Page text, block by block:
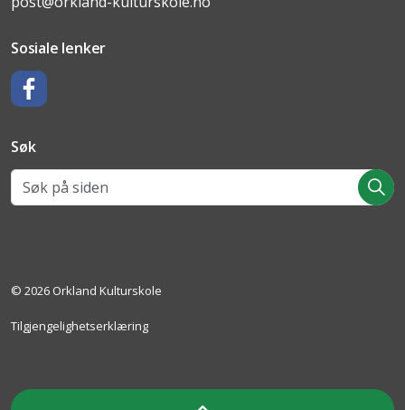
Sosiale lenker
Søk
© 2026 Orkland Kulturskole
Tilgjengelighetserklæring